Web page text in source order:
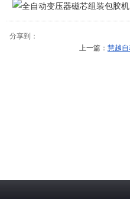
分享到：
上一篇： 慧越